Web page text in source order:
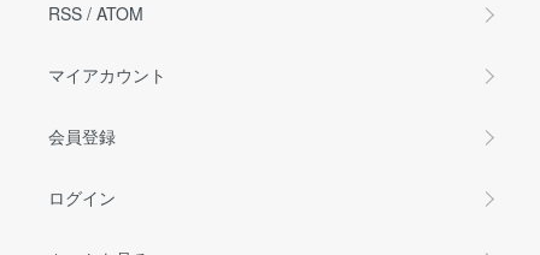
RSS / ATOM
マイアカウント
会員登録
ログイン